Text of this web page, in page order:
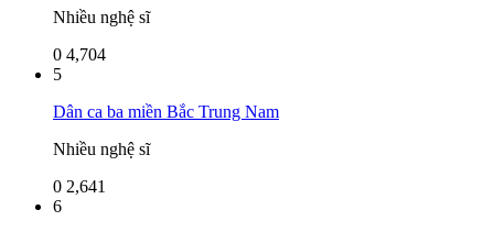
Nhiều nghệ sĩ
0 4,704
5
Dân ca ba miền Bắc Trung Nam
Nhiều nghệ sĩ
0 2,641
6